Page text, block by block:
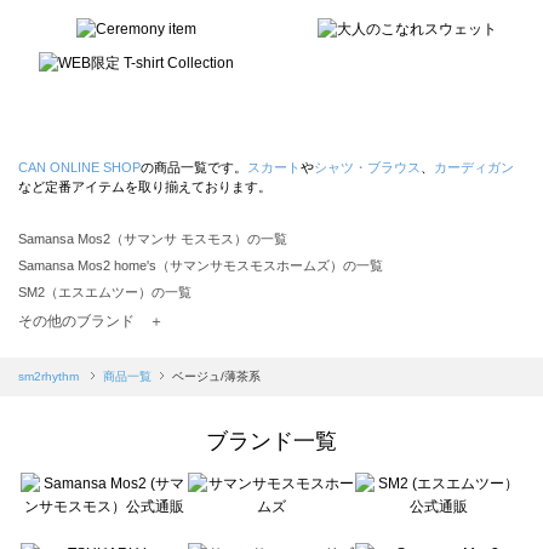
CAN ONLINE SHOPの商品一覧です。 スカート やシャツ・ブラウス
カーディガン
など定番アイテムを取り揃えております。
Samansa Mos2（サマンサ モスモス）の一覧
Samansa Mos2 home's（サマンサモスモスホームズ）の一覧
SM2（エスエムツー）の一覧
TSUHARU by Samansa Mos2（ツハルバイサマンサモスモス）の一覧
Samansa Mos2 blue（サマンサモスモス ブルー）の一覧
Te chichi（テチチ）の一覧
Te chichi CLASSIC（テチチ クラシック）の一覧
その他のブランド ＋
sm2rhythm 商品一覧 ベージュ/薄茶系
ブランド一覧